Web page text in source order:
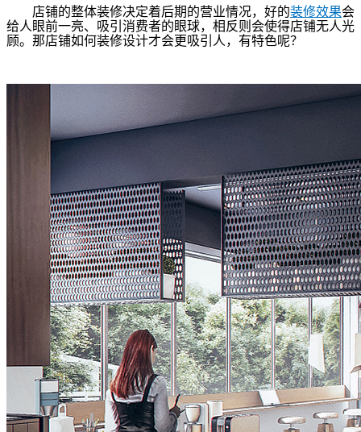
店铺的整体装修决定着后期的营业情况，好的装修效果会
给人眼前一亮、吸引消费者的眼球，相反则会使得店铺无人光
顾。那店铺如何装修设计才会更吸引人，有特色呢？